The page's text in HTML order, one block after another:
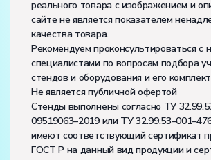
реального товара с изображением и
сайте не является показателем
качества товара.
Рекомендуем проконсультироваться с
специалистами по вопросам подбора
стендов и оборудования и его
Не является публичной офертой
Стенды выполнены согласно ТУ
09519063–2019 или ТУ
имеют соответствующий сертификат
ГОСТ Р на данный вид продукции и